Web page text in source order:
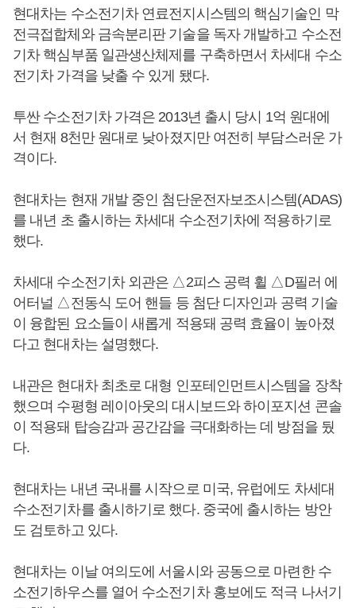
현대차는 수소전기차 연료전지시스템의 핵심기술인 막
전극접합체와 금속분리판 기술을 독자 개발하고 수소전
기차 핵심부품 일관생산체제를 구축하면서 차세대 수소
전기차 가격을 낮출 수 있게 됐다.
투싼 수소전기차 가격은 2013년 출시 당시 1억 원대에
서 현재 8천만 원대로 낮아졌지만 여전히 부담스러운 가
격이다.
현대차는 현재 개발 중인 첨단운전자보조시스템(ADAS)
를 내년 초 출시하는 차세대 수소전기차에 적용하기로
했다.
차세대 수소전기차 외관은 △2피스 공력 휠 △D필러 에
어터널 △전동식 도어 핸들 등 첨단 디자인과 공력 기술
이 융합된 요소들이 새롭게 적용돼 공력 효율이 높아졌
다고 현대차는 설명했다.
내관은 현대차 최초로 대형 인포테인먼트시스템을 장착
했으며 수평형 레이아웃의 대시보드와 하이포지션 콘솔
이 적용돼 탑승감과 공간감을 극대화하는 데 방점을 뒀
다.
현대차는 내년 국내를 시작으로 미국, 유럽에도 차세대
수소전기차를 출시하기로 했다. 중국에 출시하는 방안
도 검토하고 있다.
현대차는 이날 여의도에 서울시와 공동으로 마련한 수
소전기하우스를 열어 수소전기차 홍보에도 적극 나서기